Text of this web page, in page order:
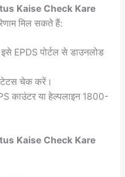
Kaise Check Kare
मिल सकते हैं:
EPDS पोर्टल से डाउनलोड
स्टेटस चेक करें।
काउंटर या हेल्पलाइन 1800-
Kaise Check Kare